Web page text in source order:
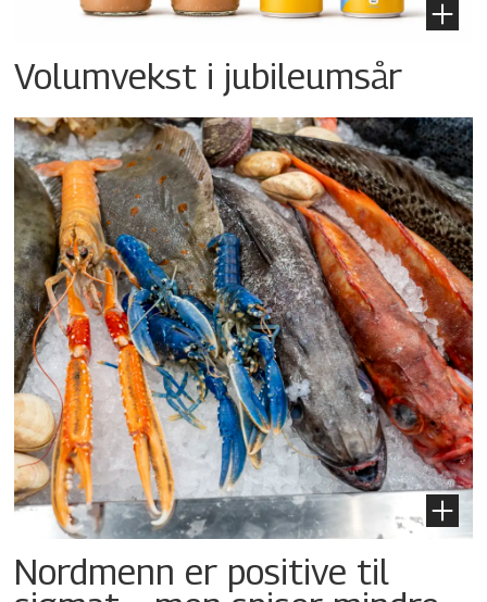
Volumvekst i jubileumsår
Nordmenn er positive til